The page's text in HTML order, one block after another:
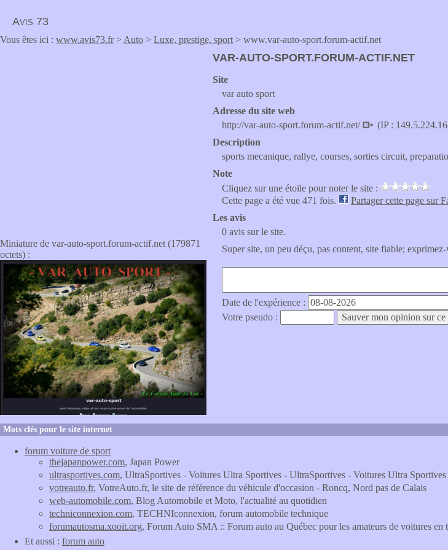
Avis 73
Vous êtes ici : www.avis73.fr> Auto > Luxe, prestige, sport > www.var-auto-sport.forum-actif.net
Miniature de var-auto-sport.forum-actif.net (179871
octets) :
VAR-AUTO-SPORT.FORUM-ACTIF.NET
Site
var auto sport
Adresse du site web
http://var-auto-sport.forum-actif.net/
(IP :
Description
sports mecanique, rallye, courses, sorties circuit,
Note
Cliquez sur une étoile pour noter le site :
Cette page a été vue 471 fois.
Partager cette page sur
Les avis
0 avis sur le site.
Super site, un peu déçu, pas content, site fiable;
Date de l'expérience :
Votre pseudo :
Mots clés pour le site internet
forum voiture de sport
thejapanpower.com, Japan Power
ultrasportives.com, UltraSportives - Voitures Ultra Sportives - UltraSportives - Voitures Ultra Sportives
votreauto.fr, VotreAuto.fr, le site de référence du véhicule d'occasion - Roncq, Nord pas de Calais
web-automobile.com, Blog Automobile et Moto, l'actualité au quotidien
techniconnexion.com, TECHNIconnexion, forum automobile technique
forumautosma.xooit.org, Forum Auto SMA :: Forum auto au Québec pour les amateurs de voitures
Et aussi : forum auto